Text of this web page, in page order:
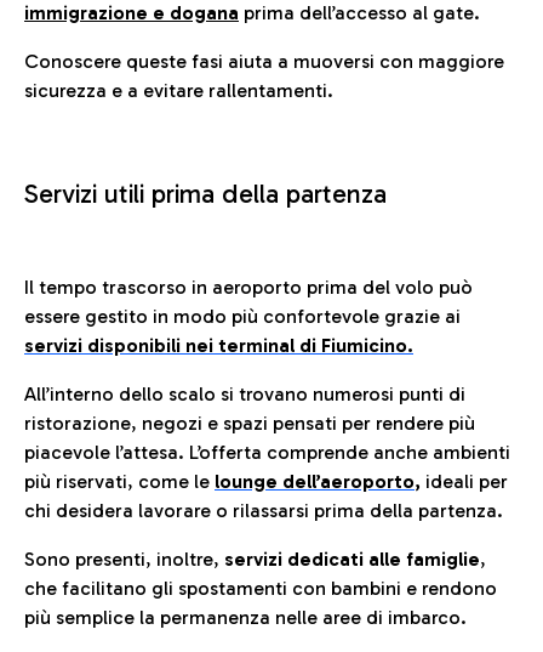
immigrazione e dogana prima dell’accesso al gate.
Conoscere queste fasi aiuta a muoversi con maggiore
sicurezza e a evitare rallentamenti.
Servizi utili prima della partenza
Il tempo trascorso in aeroporto prima del volo può
essere gestito in modo più confortevole grazie ai
servizi disponibili nei terminal di Fiumicino.
All’interno dello scalo si trovano numerosi punti di
ristorazione, negozi e spazi pensati per rendere più
piacevole l’attesa. L’offerta comprende anche ambienti
più riservati, come le lounge dell’aeroporto, ideali per
chi desidera lavorare o rilassarsi prima della partenza.
Sono presenti, inoltre, servizi dedicati alle famiglie,
che facilitano gli spostamenti con bambini e rendono
più semplice la permanenza nelle aree di imbarco.